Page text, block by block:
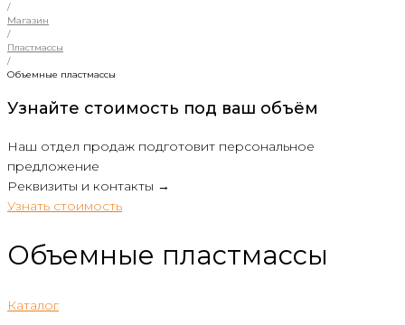
/
Магазин
/
Пластмассы
/
Объемные пластмассы
Узнайте стоимость под ваш объём
Наш отдел продаж подготовит персональное
предложение
Реквизиты и контакты →
Узнать стоимость
Объемные пластмассы
Каталог